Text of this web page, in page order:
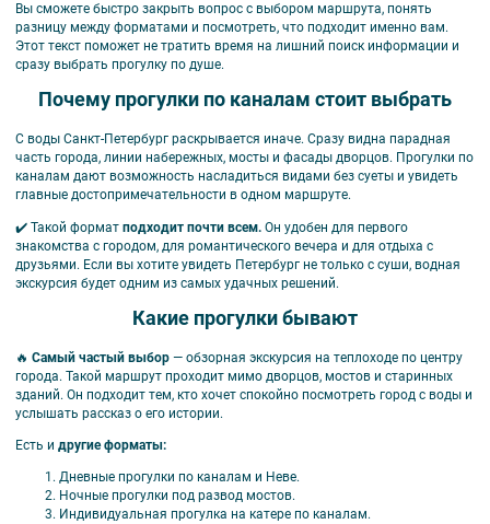
Вы сможете быстро закрыть вопрос с выбором маршрута, понять
разницу между форматами и посмотреть, что подходит именно вам.
Этот текст поможет не тратить время на лишний поиск информации и
сразу выбрать прогулку по душе.
Почему прогулки по каналам стоит выбрать
С воды Санкт-Петербург раскрывается иначе. Сразу видна парадная
часть города, линии набережных, мосты и фасады дворцов. Прогулки по
каналам дают возможность насладиться видами без суеты и увидеть
главные достопримечательности в одном маршруте.
✔️ Такой формат подходит почти всем. Он удобен для первого
знакомства с городом, для романтического вечера и для отдыха с
друзьями. Если вы хотите увидеть Петербург не только с суши, водная
экскурсия будет одним из самых удачных решений.
Какие прогулки бывают
🔥 Самый частый выбор — обзорная экскурсия на теплоходе по центру
города. Такой маршрут проходит мимо дворцов, мостов и старинных
зданий. Он подходит тем, кто хочет спокойно посмотреть город с воды и
услышать рассказ о его истории.
Есть и другие форматы:
Дневные прогулки по каналам и Неве.
Ночные прогулки под развод мостов.
Индивидуальная прогулка на катере по каналам.